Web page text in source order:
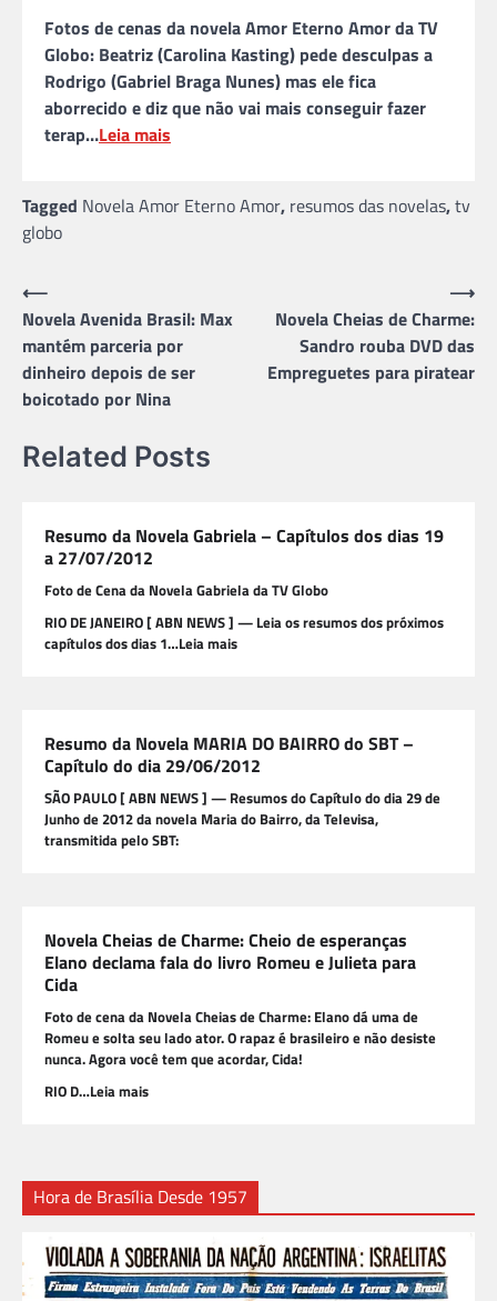
Fotos de cenas da novela Amor Eterno Amor da TV
Globo: Beatriz (Carolina Kasting) pede desculpas a
Rodrigo (Gabriel Braga Nunes) mas ele fica
aborrecido e diz que não vai mais conseguir fazer
terap…Leia mais
Tagged Novela Amor Eterno Amor, resumos das novelas,tv
globo
Navegação
de
Post
⟵
Novela Avenida Brasil: Max
mantém parceria por
dinheiro depois de ser
boicotado por Nina
Novela Cheias de Charme:
Sandro rouba DVD das
Empreguetes para piratear
⟶
Related Posts
Resumo da Novela Gabriela – Capítulos dos dias 19
a 27/07/2012
Foto de Cena da Novela Gabriela da TV Globo
RIO DE JANEIRO [ ABN NEWS ] — Leia os resumos dos próximos
capítulos dos dias 1…Leia mais
Resumo da Novela MARIA DO BAIRRO do SBT –
Capítulo do dia 29/06/2012
SÃO PAULO [ ABN NEWS ] — Resumos do Capítulo do dia 29 de
Junho de 2012 da novela Maria do Bairro, da Televisa,
transmitida pelo SBT:
Novela Cheias de Charme: Cheio de esperanças
Elano declama fala do livro Romeu e Julieta para
Cida
Foto de cena da Novela Cheias de Charme: Elano dá uma de
Romeu e solta seu lado ator. O rapaz é brasileiro e não desiste
nunca. Agora você tem que acordar, Cida!
RIO D…Leia mais
Hora de Brasília Desde 1957